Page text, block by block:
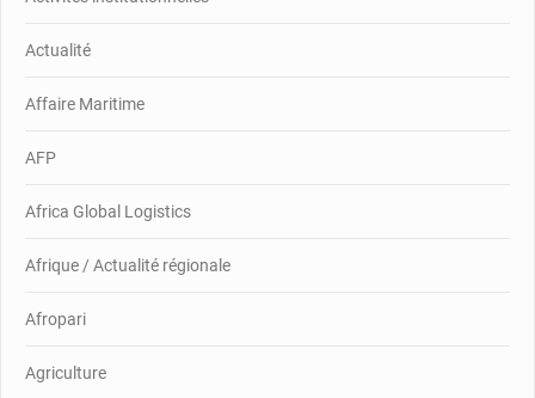
Actualité
Affaire Maritime
AFP
Africa Global Logistics
Afrique / Actualité régionale
Afropari
Agriculture